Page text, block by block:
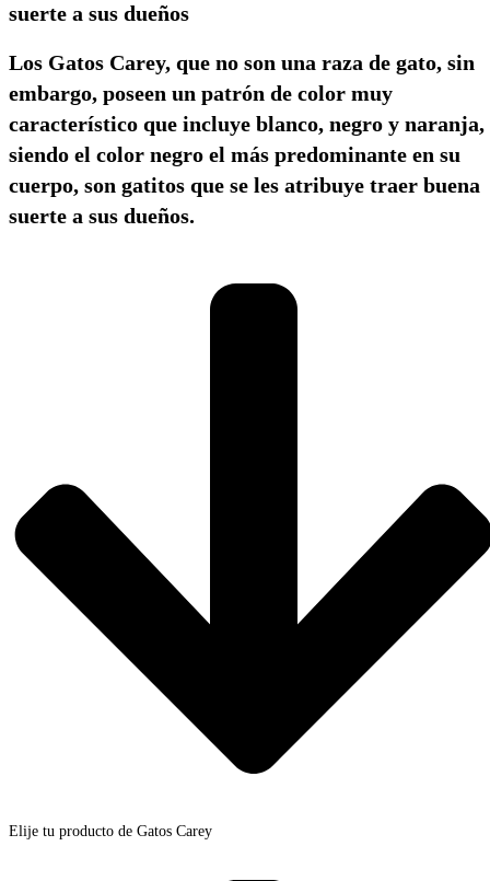
suerte a sus dueños
Los Gatos Carey, que no son una raza de gato, sin
embargo, poseen un patrón de color muy
característico que incluye blanco, negro y naranja,
siendo el color negro el más predominante en su
cuerpo, son gatitos que se les atribuye traer buena
suerte a sus dueños.
Elije tu producto de Gatos Carey